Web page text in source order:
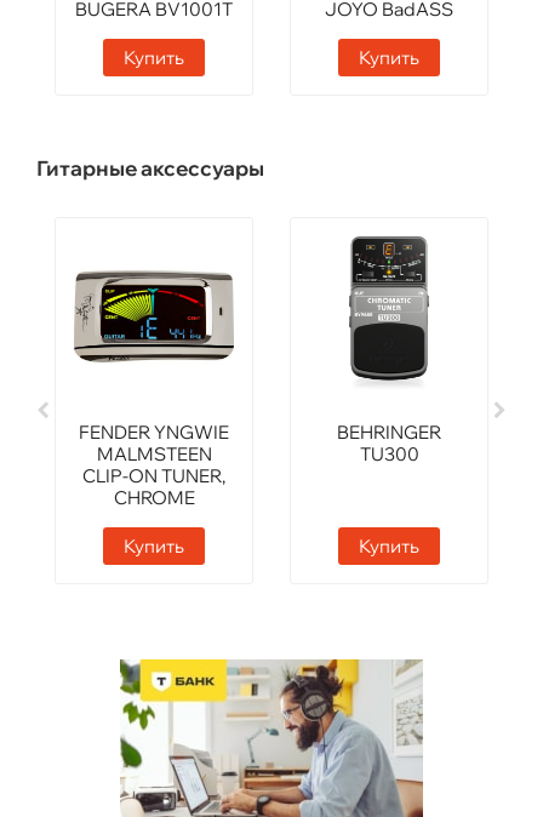
BUGERA BV1001T
Купить
JOYO BadASS
Купить
Гитарные аксессуары
FENDER YNGWIE
MALMSTEEN
CLIP-ON TUNER,
CHROME
Купить
BEHRINGER
TU300
Купить